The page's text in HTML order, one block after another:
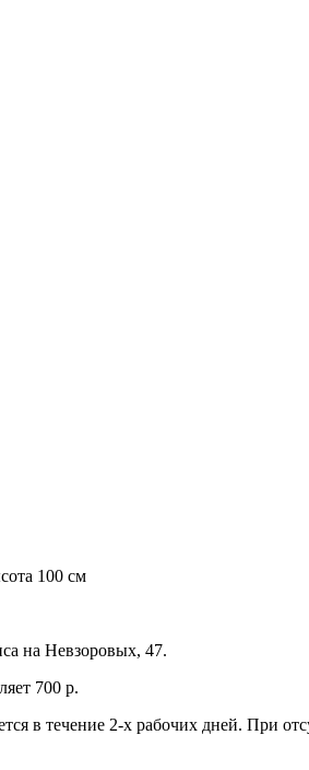
100 см
на Невзоровых, 47.
700 р.
в течение 2-х рабочих дней. При